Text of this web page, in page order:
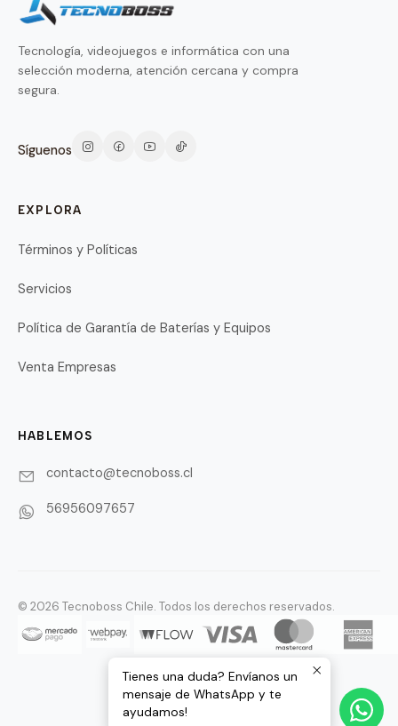
Tecnología, videojuegos e informática con una
selección moderna, atención cercana y compra
segura.
Síguenos
EXPLORA
Términos y Políticas
Servicios
Política de Garantía de Baterías y Equipos
Venta Empresas
HABLEMOS
contacto@tecnoboss.cl
56956097657
© 2026 Tecnoboss Chile. Todos los derechos reservados.
Tienes una duda? Envíanos un
mensaje de WhatsApp y te
ayudamos!